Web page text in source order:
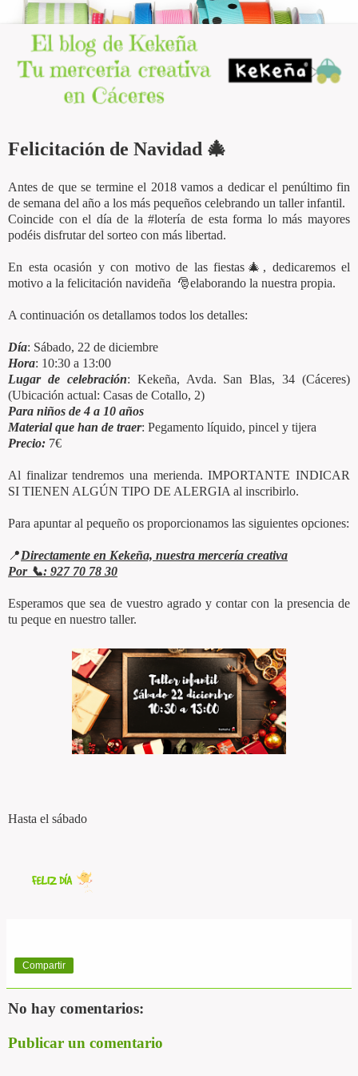
Felicitación de Navidad 🎄
Antes de que se termine el 2018 vamos a dedicar el penúltimo fin
de semana del año a los más pequeños celebrando un taller infantil.
Coincide con el día de la #lotería de esta forma lo más mayores
podéis disfrutar del sorteo con más libertad.
En esta ocasión y con motivo de las fiestas🎄, dedicaremos el
motivo a la felicitación navideña 🎅elaborando la nuestra propia.
A continuación os detallamos todos los detalles:
Día: Sábado, 22 de diciembre
Hora: 10:30 a 13:00
Lugar de celebración: Kekeña, Avda. San Blas, 34 (Cáceres)
(Ubicación actual: Casas de Cotallo, 2)
Para niños de 4 a 10 años
Material que han de traer: Pegamento líquido, pincel y tijera
Precio: 7€
Al finalizar tendremos una merienda. IMPORTANTE INDICAR
SI TIENEN ALGÚN TIPO DE ALERGIA al inscribirlo.
Para apuntar al pequeño os proporcionamos las siguientes opciones:
📍Directamente en Kekeña, nuestra mercería creativa
Por 📞: 927 70 78 30
Esperamos que sea de vuestro agrado y contar con la presencia de
tu peque en nuestro taller.
Hasta el sábado
Compartir
No hay comentarios:
Publicar un comentario